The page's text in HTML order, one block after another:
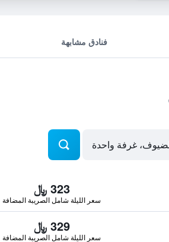
فنادق مشابهة
323 ﷼
سعر الليلة شامل الصريبة المضافة
329 ﷼
سعر الليلة شامل الصريبة المضافة